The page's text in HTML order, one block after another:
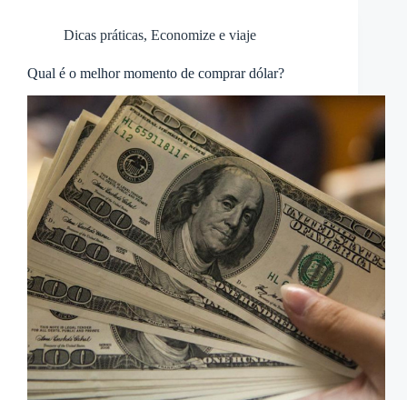
Dicas práticas, Economize e viaje
Qual é o melhor momento de comprar dólar?